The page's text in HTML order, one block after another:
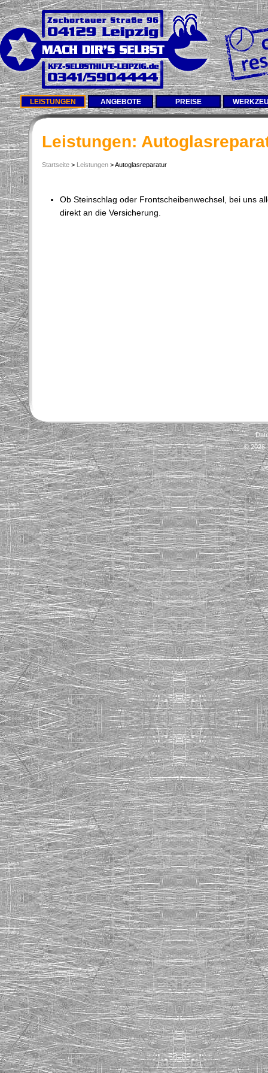
LEISTUNGEN ANGEBOTE PREISE
Leistungen:
Startseite > Leistungen > Autoglasreparatur
Ob Steinschlag oder Frontscheibenwechsel, bei uns
direkt an die Versicherung.
© 2026